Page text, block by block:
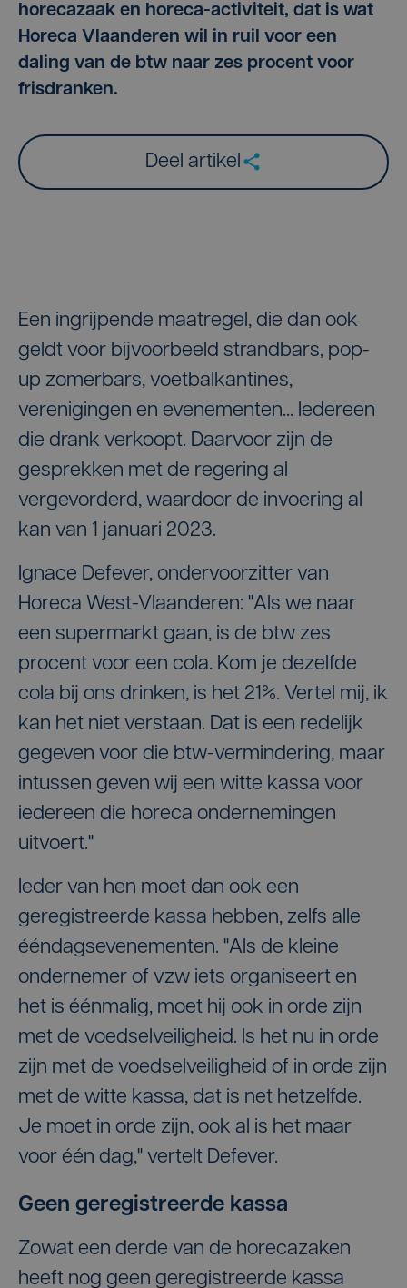
horecazaak en horeca-activiteit, dat is wat
Horeca Vlaanderen wil in ruil voor een
daling van de btw naar zes procent voor
frisdranken.
Deel artikel
Een ingrijpende maatregel, die dan ook
geldt voor bijvoorbeeld strandbars, pop-
up zomerbars, voetbalkantines,
verenigingen en evenementen... Iedereen
die drank verkoopt. Daarvoor zijn de
gesprekken met de regering al
vergevorderd, waardoor de invoering al
kan van 1 januari 2023.
Ignace Defever, ondervoorzitter van
Horeca West-Vlaanderen: "Als we naar
een supermarkt gaan, is de btw zes
procent voor een cola. Kom je dezelfde
cola bij ons drinken, is het 21%. Vertel mij, ik
kan het niet verstaan. Dat is een redelijk
gegeven voor die btw-vermindering, maar
intussen geven wij een witte kassa voor
iedereen die horeca ondernemingen
uitvoert."
Ieder van hen moet dan ook een
geregistreerde kassa hebben, zelfs alle
ééndagsevenementen. "Als de kleine
ondernemer of vzw iets organiseert en
het is éénmalig, moet hij ook in orde zijn
met de voedselveiligheid. Is het nu in orde
zijn met de voedselveiligheid of in orde zijn
met de witte kassa, dat is net hetzelfde.
Je moet in orde zijn, ook al is het maar
voor één dag," vertelt Defever.
Geen geregistreerde kassa
Zowat een derde van de horecazaken
heeft nog geen geregistreerde kassa